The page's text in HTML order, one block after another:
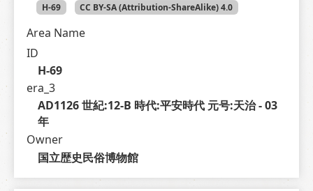
H-69
CC BY-SA (Attribution-ShareAlike) 4.0
Area Name
ID
H-69
era_3
AD1126 世紀:12-B 時代:平安時代 元号:天治 - 03
年
Owner
国立歴史民俗博物館